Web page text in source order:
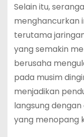
Selain itu,
menghancurkan
terutama
yang semakin
berusaha
pada musim
menjadikan
langsung
yang menopang